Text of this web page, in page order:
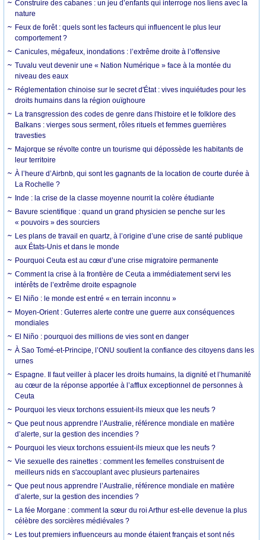
Construire des cabanes : un jeu d’enfants qui interroge nos liens avec la
nature
Feux de forêt : quels sont les facteurs qui influencent le plus leur
comportement ?
Canicules, mégafeux, inondations : l’extrême droite à l’offensive
Tuvalu veut devenir une « Nation Numérique » face à la montée du
niveau des eaux
Réglementation chinoise sur le secret d'État : vives inquiétudes pour les
droits humains dans la région ouïghoure
La transgression des codes de genre dans l'histoire et le folklore des
Balkans : vierges sous serment, rôles rituels et femmes guerrières
travesties
Majorque se révolte contre un tourisme qui dépossède les habitants de
leur territoire
À l’heure d’Airbnb, qui sont les gagnants de la location de courte durée à
La Rochelle ?
Inde : la crise de la classe moyenne nourrit la colère étudiante
Bavure scientifique : quand un grand physicien se penche sur les
« pouvoirs » des sourciers
Les plans de travail en quartz, à l’origine d’une crise de santé publique
aux États-Unis et dans le monde
Pourquoi Ceuta est au cœur d’une crise migratoire permanente
Comment la crise à la frontière de Ceuta a immédiatement servi les
intérêts de l’extrême droite espagnole
El Niño : le monde est entré « en terrain inconnu »
Moyen-Orient : Guterres alerte contre une guerre aux conséquences
mondiales
El Niño : pourquoi des millions de vies sont en danger
À Sao Tomé-et-Principe, l’ONU soutient la confiance des citoyens dans les
urnes
Espagne. Il faut veiller à placer les droits humains, la dignité et l’humanité
au cœur de la réponse apportée à l’afflux exceptionnel de personnes à
Ceuta
Pourquoi les vieux torchons essuient-ils mieux que les neufs ?
Que peut nous apprendre l’Australie, référence mondiale en matière
d’alerte, sur la gestion des incendies ?
Pourquoi les vieux torchons essuient-ils mieux que les neufs ?
Vie sexuelle des rainettes : comment les femelles construisent de
meilleurs nids en s'accouplant avec plusieurs partenaires
Que peut nous apprendre l’Australie, référence mondiale en matière
d’alerte, sur la gestion des incendies ?
La fée Morgane : comment la sœur du roi Arthur est-elle devenue la plus
célèbre des sorcières médiévales ?
Les tout premiers influenceurs au monde étaient français et sont nés